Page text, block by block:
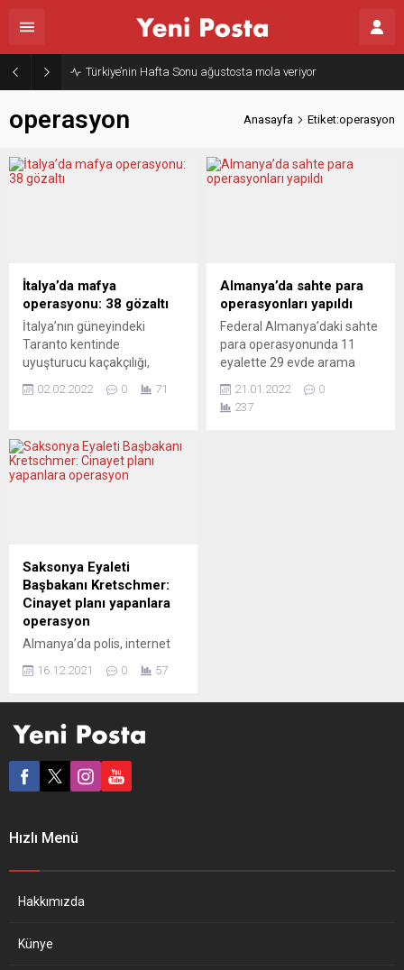
Türkiye’nin Hafta Sonu ağustosta mola veriyor
operasyon Anasayfa Etiket:operasyon
İtalya’da mafya
operasyonu: 38 gözaltı
İtalya’nın güneyindeki
Taranto kentinde
uyuşturucu kaçakçılığı,
karışan mafya
gözaltına alındı. İtalyan
basınında yer alan haberlere
soruşturma çerçevesinde
Taranto kentinde 38 kişi
yakalandı. Söz konusu
kişilerin, uyuşturucu
kaçakçılığı, haraç alma,
yasadışı şekilde...
02.02.2022 0 71
Almanya’da sahte para
operasyonları yapıldı
Federal Almanya’daki sahte
para operasyonunda 11
eyalette 29 evde arama
polisinden yapılan
açıklamada, temmuz
21.01.2022
0
237
Saksonya Eyaleti
Başbakanı Kretschmer:
Cinayet planı yapanlara
operasyon
Almanya’da polis, internet
Başbakanı Michael
operasyon düzenledi.
Savcılığından yapılan
açıklamada, Telegram
64 arasındaki 1’i kadın 6
hazırlamakla suçlandığı
16.12.2021 0 57
Hızlı Menü
Hakkımızda
Künye